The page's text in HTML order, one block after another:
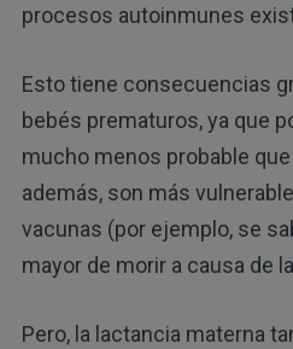
procesos autoinmunes
Esto tiene consecuencias
bebés prematuros, ya que
mucho menos probable
además, son más
vacunas (por ejemplo, se
mayor de morir a causa de
Pero, la lactancia materna